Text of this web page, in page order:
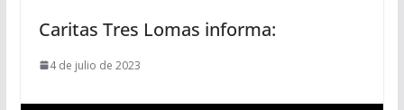
Caritas Tres Lomas informa:
4 de julio de 2023